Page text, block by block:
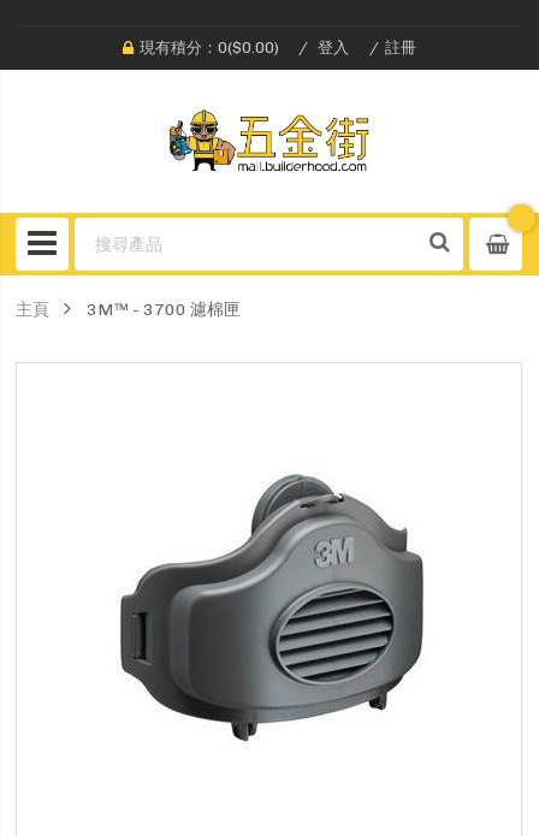
現有積分：0($0.00) 登入 註冊
主頁 3M™ - 3700 濾棉匣